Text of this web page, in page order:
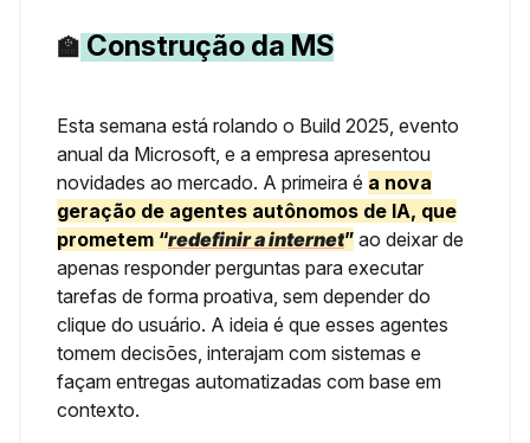
🏫 Construção da MS
Esta semana está rolando o Build 2025, evento
anual da Microsoft, e a empresa apresentou
novidades ao mercado. A primeira é a nova
geração de agentes autônomos de IA, que
prometem “redefinir a internet” ao deixar de
apenas responder perguntas para executar
tarefas de forma proativa, sem depender do
clique do usuário. A ideia é que esses agentes
tomem decisões, interajam com sistemas e
façam entregas automatizadas com base em
contexto.